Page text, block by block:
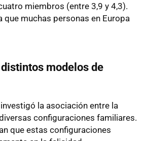
miembros (entre 3,9 y 4,3).
que muchas personas en Europa
modelos de
la asociación entre la
configuraciones familiares.
que estas configuraciones